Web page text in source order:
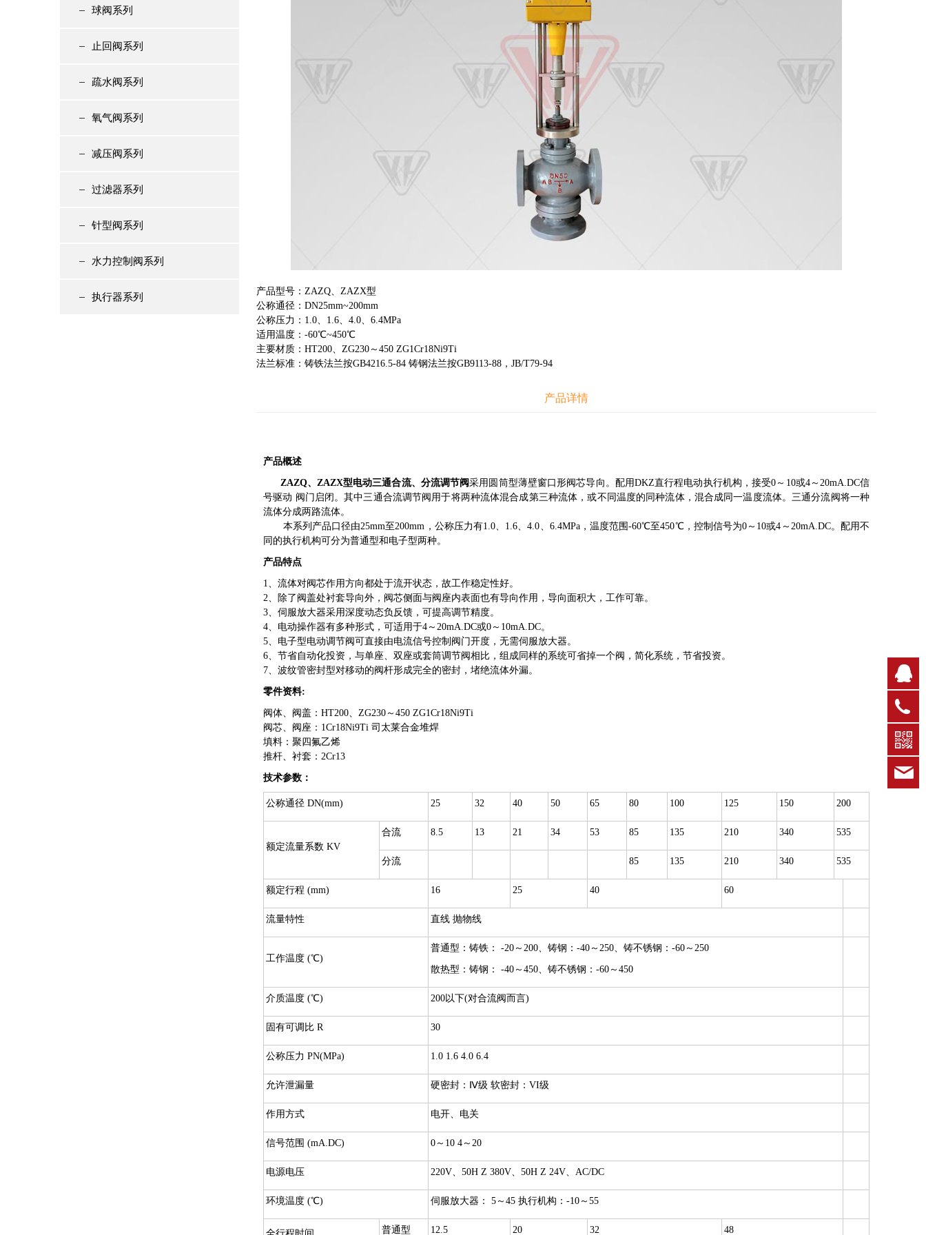
球阀系列
止回阀系列
疏水阀系列
氧气阀系列
减压阀系列
过滤器系列
针型阀系列
水力控制阀系列
执行器系列
产品型号：ZAZQ、ZAZX型
公称通径：DN25mm~200mm
公称压力：1.0、1.6、4.0、6.4MPa
适用温度：-60℃~450℃
主要材质：HT200、ZG230～450 ZG1Cr18Ni9Ti
法兰标准：铸铁法兰按GB4216.5-84 铸钢法兰按GB9113-88，JB/T79-94
产品详情
产品概述
ZAZQ、ZAZX型电动三通合流、分流调节阀采用圆筒型薄壁窗口形阀芯导向。配用DKZ直行程电动执行机构，接受0～10或4～20mA.DC信
号驱动 阀门启闭。其中三通合流调节阀用于将两种流体混合成第三种流体，或不同温度的同种流体，混合成同一温度流体。三通分流阀将一种
流体分成两路流体。
本系列产品口径由25mm至200mm，公称压力有1.0、1.6、4.0、6.4MPa，温度范围-60℃至450℃，控制信号为0～10或4～20mA.DC。配用不
同的执行机构可分为普通型和电子型两种。
产品特点
1、流体对阀芯作用方向都处于流开状态，故工作稳定性好。
2、除了阀盖处衬套导向外，阀芯侧面与阀座内表面也有导向作用，导向面积大，工作可靠。
3、伺服放大器采用深度动态负反馈，可提高调节精度。
4、电动操作器有多种形式，可适用于4～20mA.DC或0～10mA.DC。
5、电子型电动调节阀可直接由电流信号控制阀门开度，无需伺服放大器。
6、节省自动化投资，与单座、双座或套筒调节阀相比，组成同样的系统可省掉一个阀，简化系统，节省投资。
7、波纹管密封型对移动的阀杆形成完全的密封，堵绝流体外漏。
零件资料:
阀体、阀盖：HT200、ZG230～450 ZG1Cr18Ni9Ti
阀芯、阀座：1Cr18Ni9Ti 司太莱合金堆焊
填料：聚四氟乙烯
推杆、衬套：2Cr13
技术参数：
公称通径 DN(mm) 25 32 40 50 65 80 100 125 150 200
额定流量系数 KV
合流 8.5 13 21 34 53 85 135 210 340 535
分流 85 135 210 340 535
额定行程 (mm) 16 25 40 60
流量特性 直线 抛物线
工作温度 (℃)
普通型：铸铁： -20～200、铸钢：-40～250、铸不锈钢：-60～250
散热型：铸钢： -40～450、铸不锈钢：-60～450
介质温度 (℃) 200以下(对合流阀而言)
固有可调比 R 30
公称压力 PN(MPa) 1.0 1.6 4.0 6.4
允许泄漏量 硬密封：Ⅳ级 软密封：VI级
作用方式 电开、电关
信号范围 (mA.DC) 0～10 4～20
电源电压 220V、50H Z 380V、50H Z 24V、AC/DC
环境温度 (℃) 伺服放大器： 5～45 执行机构：-10～55
普通型 12.5 20 32 48